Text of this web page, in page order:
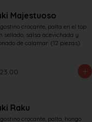
Majestuoso
crocante, palta en el top
sellado, salsa acevichada y
de calamar. (12 piezas)
Raku
crocante, palta, hongo